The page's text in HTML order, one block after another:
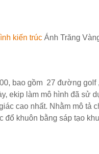
kiến trúcÁnh Trăng
bao gồm 27 đường
ekip làm mô hình đã sử
cao nhất. Nhằm mô tả
khuôn bằng sáp tạo